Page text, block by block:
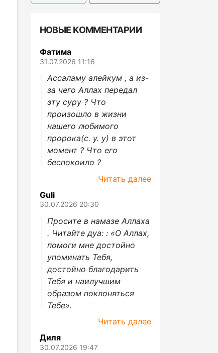
НОВЫЕ КОММЕНТАРИИ
Фатима
31.07.2026 11:16
Ассаламу алейкум , а из-
за чего Аллах передал
эту суру ? Что
произошло в жизни
нашего любимого
пророка(с. у. у) в этот
момент ? Что его
беспокоило ?
Читать далее
Guli
30.07.2026 20:30
Просите в намазе Аллаха
. Читайте дуа: : «О Аллах,
помоги мне достойно
упоминать Тебя,
достойно благодарить
Тебя и наилучшим
образом поклоняться
Тебе».
Читать далее
Диля
30.07.2026 19:47